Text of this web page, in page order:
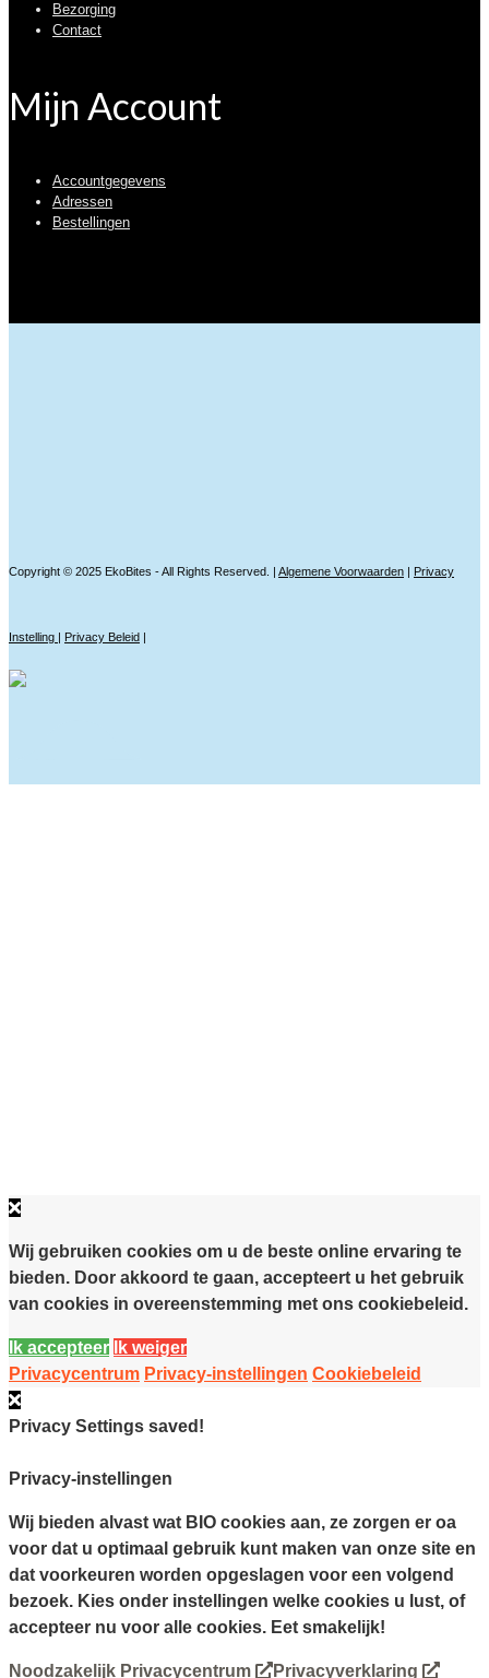
Bezorging
Contact
Mijn Account
Accountgegevens
Adressen
Bestellingen
Copyright © 2025 EkoBites - All Rights Reserved. | Algemene Voorwaarden | Privacy
Instelling | Privacy Beleid |
Wij gebruiken cookies om u de beste online ervaring te
bieden. Door akkoord te gaan, accepteert u het gebruik
van cookies in overeenstemming met ons cookiebeleid.
Ik accepteer
Ik weiger
Privacycentrum Privacy-instellingen Cookiebeleid
Privacy Settings saved!
Privacy-instellingen
Wij bieden alvast wat BIO cookies aan, ze zorgen er oa
voor dat u optimaal gebruik kunt maken van onze site en
dat voorkeuren worden opgeslagen voor een volgend
bezoek. Kies onder instellingen welke cookies u lust, of
accepteer nu voor alle cookies. Eet smakelijk!
Noodzakelijk Privacycentrum Privacyverklaring